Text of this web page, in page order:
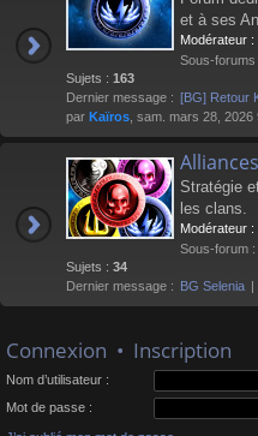
et à ses
Modérateur :
Sous-forums
Sujets : 163
Dernier message : [BG] Retour
par Kaïros , sam. mars 28, 2026
Stratégie
les clans.
Modérateur :
Sous-forum :
Sujets : 34
Dernier message : BG Selenia
Connexion • Inscription
Nom d’utilisateur :
Mot de passe :